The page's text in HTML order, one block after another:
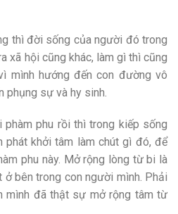
thì đời sống của người đó trong
xã hội cũng khác, làm gì thì cũng
mình hướng đến con đường vô
phụng sự và hy sinh.
phu rồi thì trong kiếp sống
phát khởi tâm làm chút gì đó, để
phu này. Mở rộng lòng từ bi là
bên trong con người mình. Phải
mình đã thật sự mở rộng tâm từ